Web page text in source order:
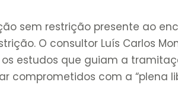
sem restrição presente ao
O consultor Luís Carlos
os estudos que guiam a
comprometidos com a “plena